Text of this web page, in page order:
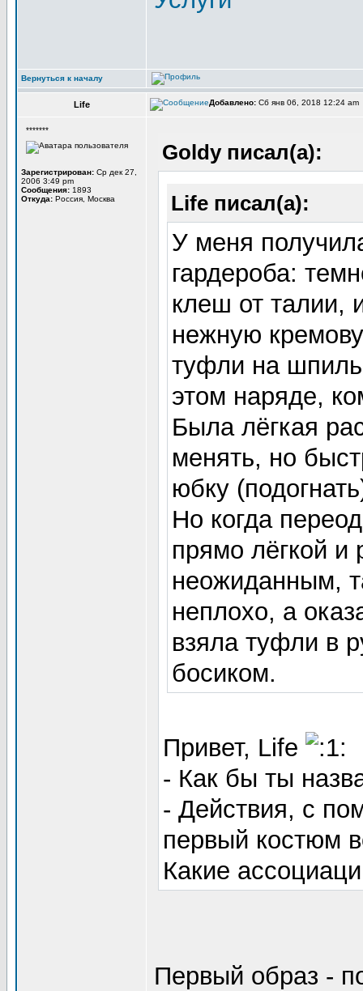
Вернуться к началу
Life Добавлено: Сб янв 06, 2018 12:24 am
*******
Зарегистрирован: Ср дек 27,
2006 3:49 pm
Сообщения: 1893
Откуда: Россия, Москва
Goldy писал(а):
Life писал(а):
У меня
гардероба:
клеш от талии,
нежную
туфли на
этом наряде,
Была лёгкая
менять, но
юбку
Но когда
прямо лёгкой и
неожиданным,
неплохо, а
взяла туфли в
босиком.
Привет, Life
- Как бы ты
- Действия, с
первый костюм
Какие
Первый образ -